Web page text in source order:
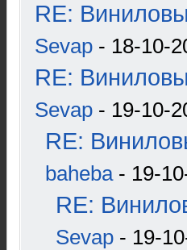
RE:
Sevap - 18-10-
RE:
Sevap - 19-10-
RE:
baheba- 19-
RE:
Sevap - 19-